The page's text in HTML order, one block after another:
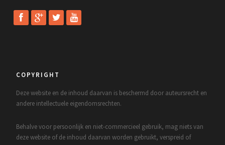
COPYRIGHT
Deze website en de inhoud daarvan is beschermd door auteursrecht en
andere intellectuele eigendomsrechten.
Behalve voor persoonlijk en niet-commercieel gebruik, mag niets van
deze website of de inhoud daarvan worden gebruikt, verspreid of